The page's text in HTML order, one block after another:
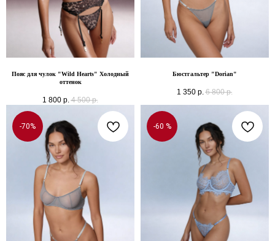
Пояс для чулок "Wild Hearts" Холодный
оттенок
1 800 р. 4 500 р.
Бюстгальтер "Dorian"
1 350 р. 6 800 р.
-70% -60 %